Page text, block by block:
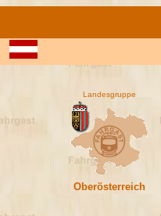
Landesgruppe
Oberösterreich